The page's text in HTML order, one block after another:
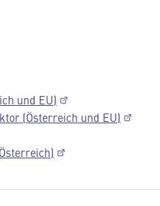
und EU)
(Österreich und EU)